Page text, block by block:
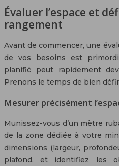
Évaluer l’espace et
rangement
Avant de commencer, une
de vos besoins est
planifié peut rapidement
Prenons le temps de bien
Mesurer précisément
Munissez-vous d’un mètre
de la zone dédiée à votre
dimensions (largeur,
plafond, et identifiez les